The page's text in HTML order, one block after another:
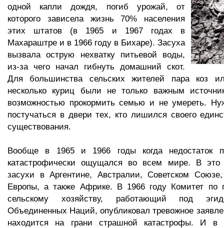
одной капли дождя, погиб урожай, от
которого зависела жизнь 70% населения
этих штатов (в 1965 и 1967 годах в
Махараштре и в 1966 году в Бихаре). Засуха
вызвала острую нехватку питьевой воды,
из-за чего начал гибнуть домашний скот.
Для большинства сельских жителей пара коз
несколько куриц были не только важным
возможностью прокормить семью и не умереть.
постучаться в двери тех, кто лишился своего
существования.
Вообще в 1965 и 1966 годы когда недостаток
катастрофически ощущался во всем мире. В это
засухи в Аргентине, Австралии, Советском
Европы, а также Африке. В 1966 году Комитет по
сельскому хозяйству, работающий под
Объединенных Наций, опубликовал тревожное
находится на грани страшной катастрофы. И в